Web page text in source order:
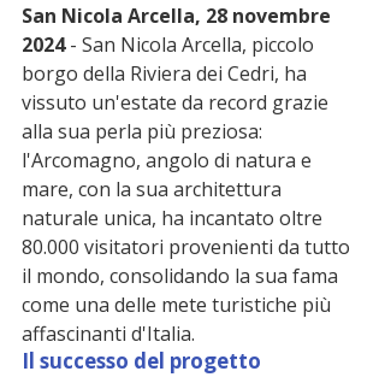
San Nicola Arcella, 28 novembre
2024 - San Nicola Arcella, piccolo
borgo della Riviera dei Cedri, ha
vissuto un'estate da record grazie
alla sua perla più preziosa:
l'Arcomagno, angolo di natura e
mare, con la sua architettura
naturale unica, ha incantato oltre
80.000 visitatori provenienti da tutto
il mondo, consolidando la sua fama
come una delle mete turistiche più
affascinanti d'Italia.
Il successo del progetto